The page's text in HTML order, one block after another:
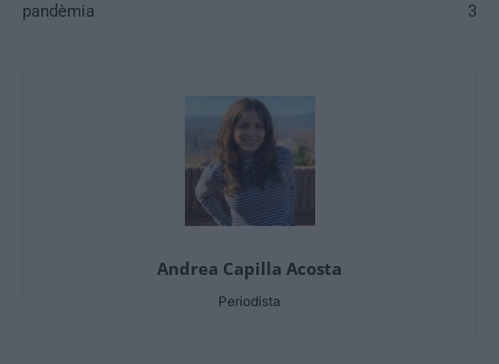
pandèmia
3
Andrea Capilla Acosta
Periodista